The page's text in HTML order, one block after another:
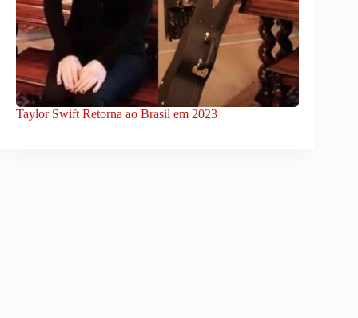
Taylor Swift Retorna ao Brasil em 2023